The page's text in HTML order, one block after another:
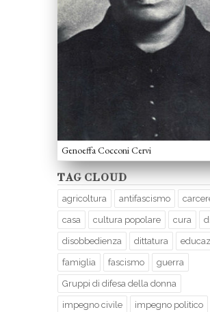
Genoeffa Cocconi Cervi
TAG CLOUD
agricoltura antifascismo
casa cultura popolare cura
disobbedienza dittatura
famiglia fascismo guerra
Gruppi di difesa della donna
impegno civile impegno politico